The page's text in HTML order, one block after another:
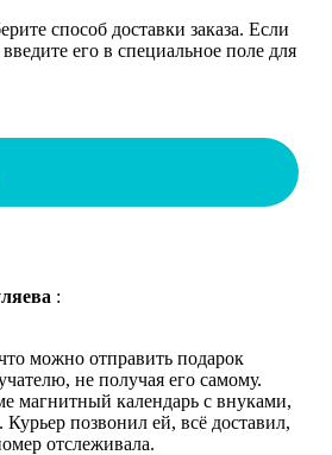
способ доставки заказа. Если
его в специальное поле для
:
можно отправить подарок
не получая его самому.
магнитный календарь с внуками,
Курьер позвонил ей, всё доставил,
отслеживала.